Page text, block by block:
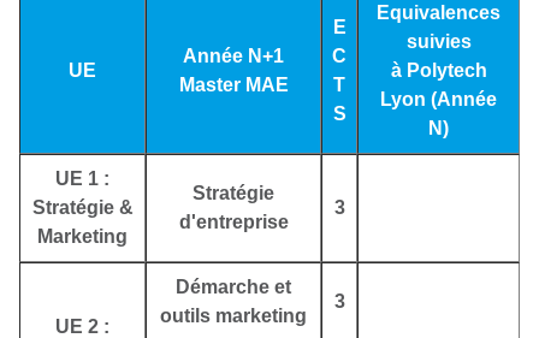
UE
Année N+1
Master MAE
E
C
T
S
Equivalences
suivies
à Polytech
Lyon (Année
N)
UE 1 :
Stratégie &
Marketing
Stratégie
d'entreprise
3
UE 2 :
Démarche et
outils marketing
3